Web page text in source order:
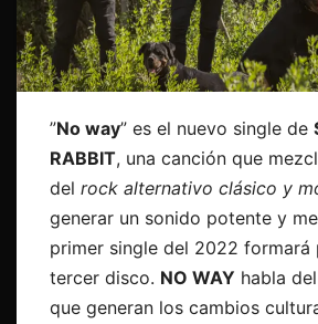
”No way” es el nuevo single de
RABBIT, una canción que
del rock alternativo clásico y
generar un sonido potente y
primer single del 2022 formará
tercer disco. NO WAY habla
que generan los cambios